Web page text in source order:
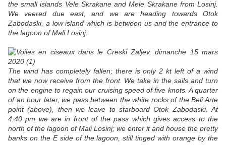
the small islands Vele Skrakane and Mele Skrakane from Losinj.
We veered due east, and we are heading towards Otok
Zabodaski, a low island which is between us and the entrance to
the lagoon of Mali Losinj.
The wind has completely fallen; there is only 2 kt left of a wind
that we now receive from the front. We take in the sails and turn
on the engine to regain our cruising speed of five knots. A quarter
of an hour later, we pass between the white rocks of the Beli Arte
point (above), then we leave to starboard Otok Zabodaski. At
4:40 pm we are in front of the pass which gives access to the
north of the lagoon of Mali Losinj; we enter it and house the pretty
banks on the E side of the lagoon, still tinged with orange by the